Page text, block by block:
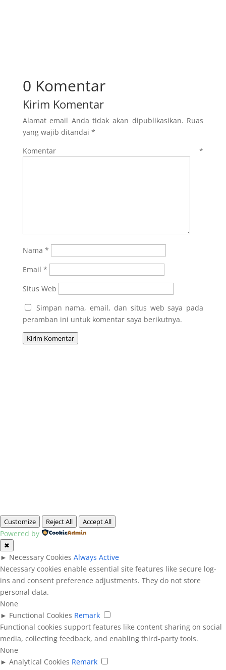
0 Komentar
Kirim Komentar
Alamat email Anda tidak akan dipublikasikan. Ruas
yang wajib ditandai *
Komentar*
Nama *
Email *
Situs Web
Simpan nama, email, dan situs web saya pada
peramban ini untuk komentar saya berikutnya.
Kirim Komentar
Customize Reject All Accept All
Powered by
✖
► Necessary Cookies Always Active
Necessary cookies enable essential site features like secure log-
ins and consent preference adjustments. They do not store
personal data.
None
► Functional Cookies Remark
Functional cookies support features like content sharing on social
media, collecting feedback, and enabling third-party tools.
None
► Analytical Cookies Remark